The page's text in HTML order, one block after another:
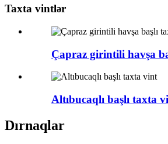
Taxta vintlər
Çapraz girintili havşa
Altıbucaqlı başlı taxta
Dırnaqlar